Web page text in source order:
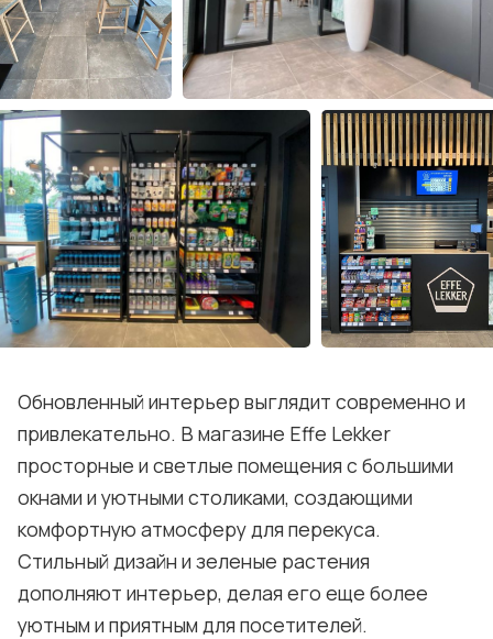
Обновленный интерьер выглядит современно и
привлекательно. В магазине Effe Lekker
просторные и светлые помещения с большими
окнами и уютными столиками, создающими
комфортную атмосферу для перекуса.
Стильный дизайн и зеленые растения
дополняют интерьер, делая его еще более
уютным и приятным для посетителей.